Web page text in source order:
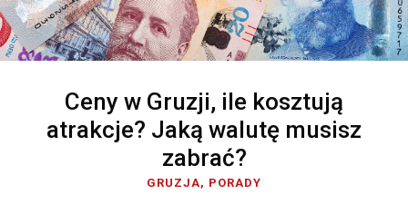
Ceny w Gruzji, ile kosztują
atrakcje? Jaką walutę musisz
zabrać?
GRUZJA, PORADY